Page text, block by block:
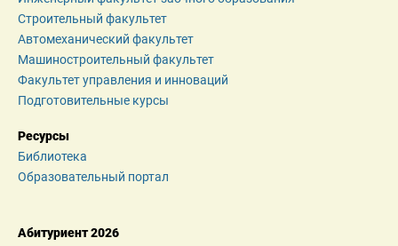
Строительный факультет
Автомеханический факультет
Машиностроительный факультет
Факультет управления и инноваций
Подготовительные курсы
Ресурсы
Библиотека
Образовательный портал
Абитуриент 2026